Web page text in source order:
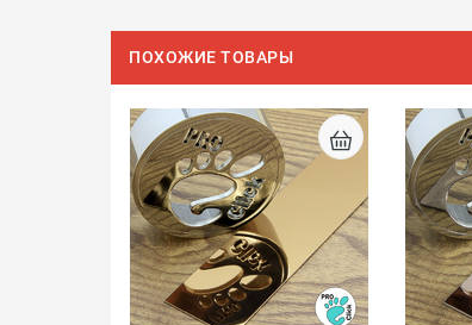
ПОХОЖИЕ ТОВАРЫ